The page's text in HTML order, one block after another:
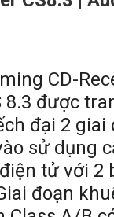
2 x Opto,
số: 1 x Coax, 1 x
(5,6
Loại A (6,35
số (Opto, Coax,
tự
đi kèm : Ứng
CD-
8.3 được
đại 2 giai
sử dụng
tử với 2
đoạn